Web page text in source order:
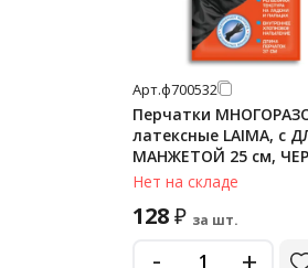
Арт.ф700532
Перчатки
латексные LAIMA, c
МАНЖЕТОЙ 25 см,
размер L (большой),
Нет на складе
128₽ за шт.
-